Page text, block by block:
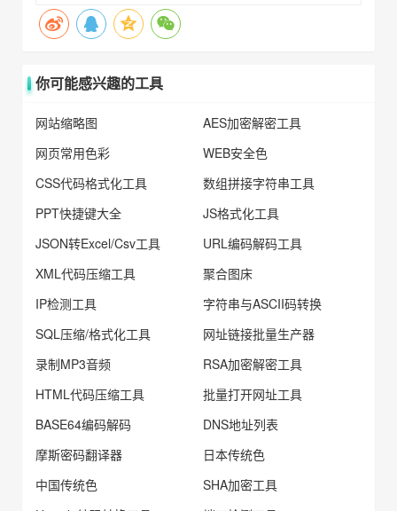
你可能感兴趣的工具
网站缩略图
AES加密解密工具
网页常用色彩
WEB安全色
CSS代码格式化工具
数组拼接字符串工具
PPT快捷键大全
JS格式化工具
JSON转Excel/Csv工具
URL编码解码工具
XML代码压缩工具
聚合图床
IP检测工具
字符串与ASCII码转换
SQL压缩/格式化工具
网址链接批量生产器
录制MP3音频
RSA加密解密工具
HTML代码压缩工具
批量打开网址工具
BASE64编码解码
DNS地址列表
摩斯密码翻译器
日本传统色
中国传统色
SHA加密工具